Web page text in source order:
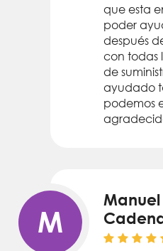
que esta
poder
después
con todas
de
ayudado
podemos
M
Manuel